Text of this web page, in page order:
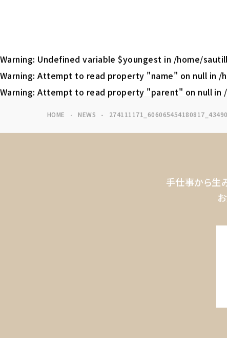
Warning: Undefined variable $youngest in /home/
Warning: Attempt to read property "name" on null in /
Warning: Attempt to read property "parent" on null in
HOME NEWS
手仕事から生